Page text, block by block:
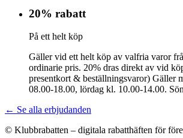
20% rabatt
På ett helt köp
Gäller vid ett helt köp av valfria varor
ordinarie pris. 20% dras direkt av vid
presentkort & beställningsvaror) Gäller
08.00-18.00, lördag kl. 10.00-14.00.
← Se alla erbjudanden
© Klubbrabatten – digitala rabatthäften för